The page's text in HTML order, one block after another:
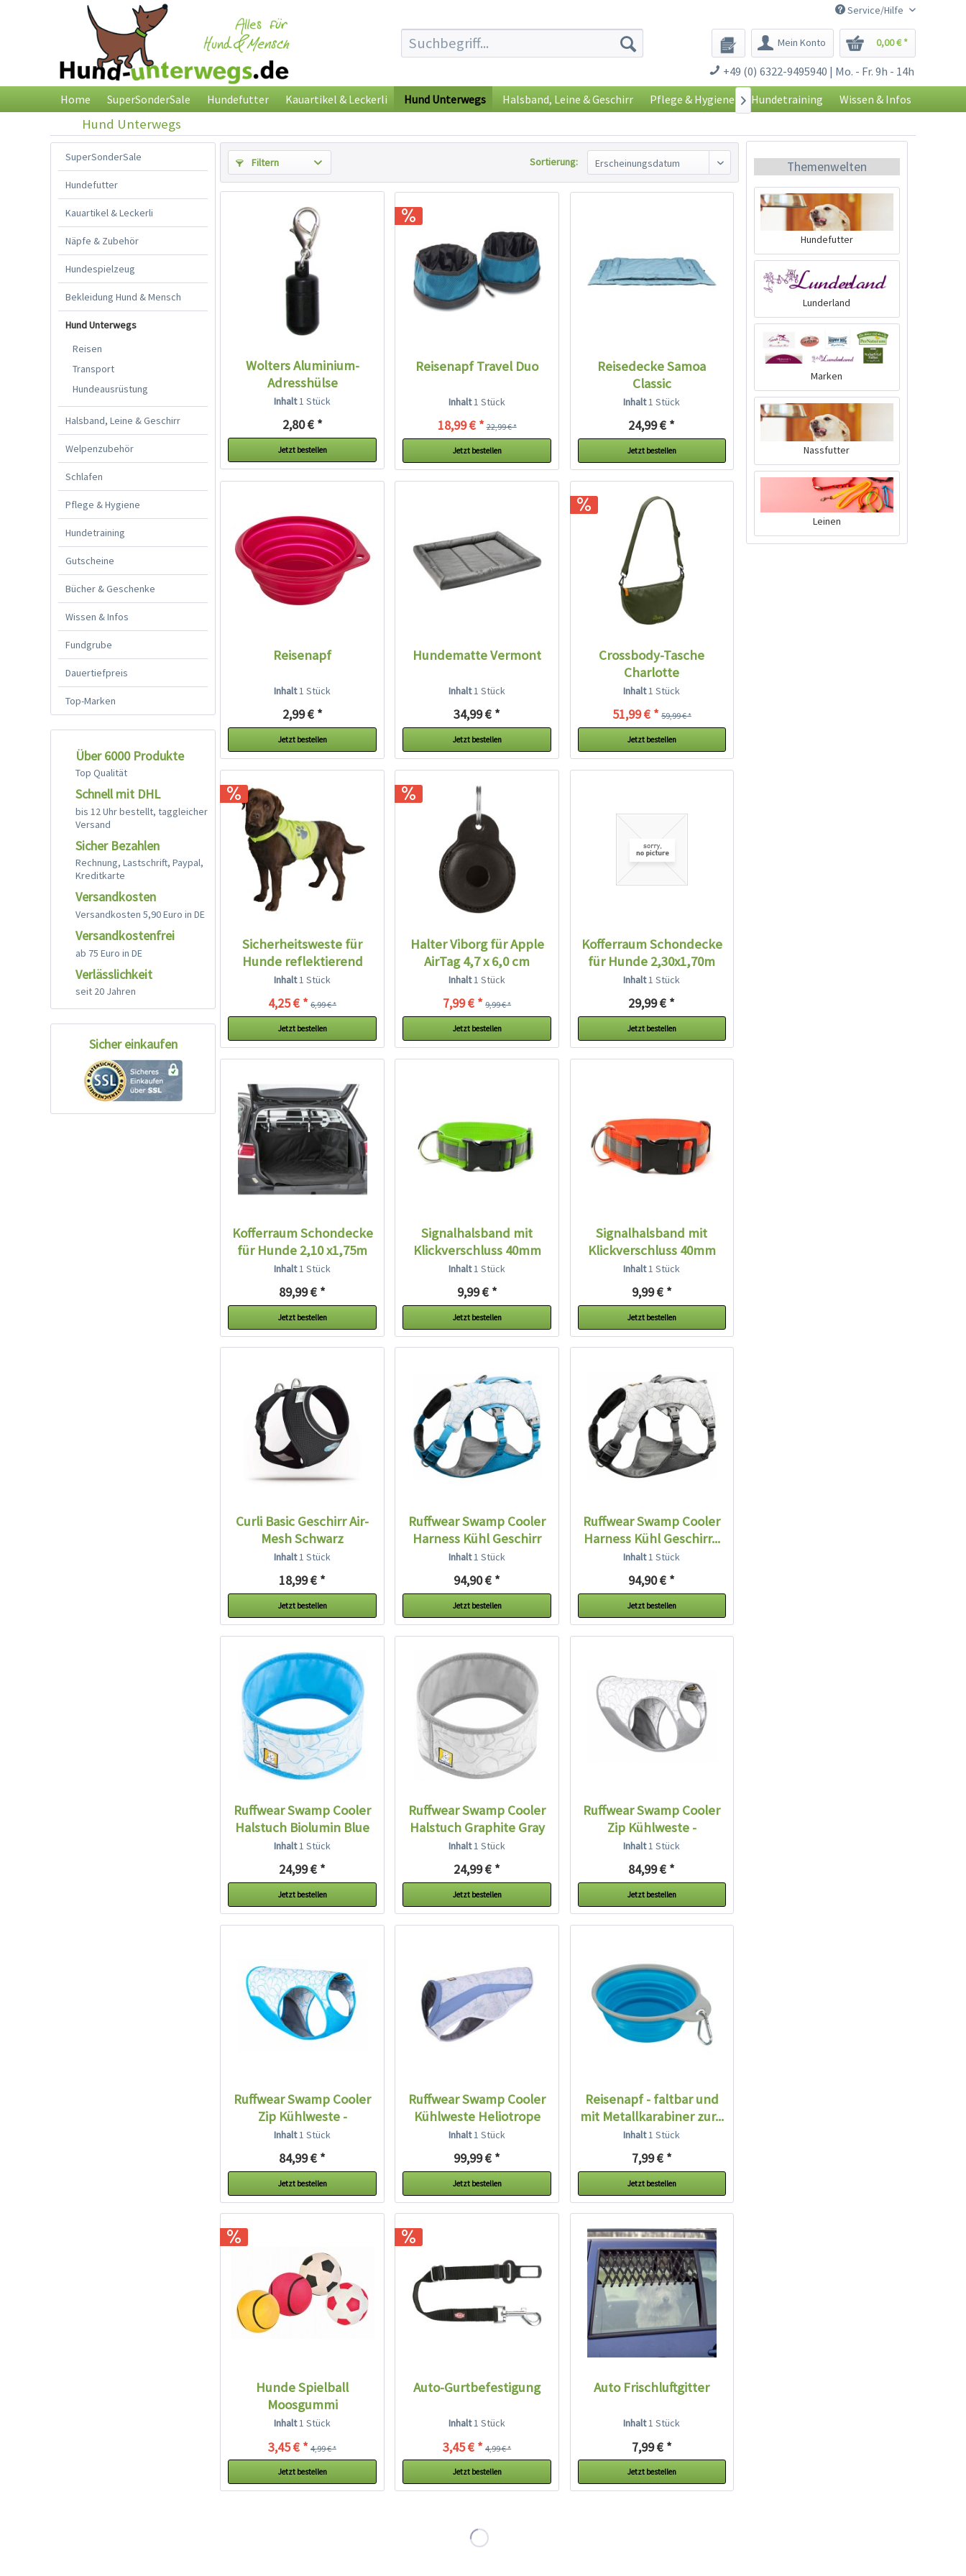
Service/Hilfe
Mein Konto 0,00 € *
+49 (0) 6322-9495940 | Mo. - Fr. 9h - 14h
Home SuperSonderSale Hundefutter Kauartikel & Leckerli Hund Unterwegs Halsband, Leine & Geschirr Pflege & Hygiene Hundetraining Wissen & Infos

Hund Unterwegs
SuperSonderSale
Hundefutter
Kauartikel & Leckerli
Näpfe & Zubehör
Hundespielzeug
Bekleidung Hund & Mensch
Hund Unterwegs
Reisen
Transport
Hundeausrüstung
Halsband, Leine & Geschirr
Welpenzubehör
Schlafen
Pflege & Hygiene
Hundetraining
Gutscheine
Bücher & Geschenke
Wissen & Infos
Fundgrube
Dauertiefpreis
Top-Marken
Über 6000 Produkte
Top Qualität
Schnell mit DHL
bis 12 Uhr bestellt, taggleicher
Versand
Sicher Bezahlen
Rechnung, Lastschrift, Paypal,
Kreditkarte
Versandkosten
Versandkosten 5,90 Euro in DE
Versandkostenfrei
ab 75 Euro in DE
Verlässlichkeit
seit 20 Jahren
Sicher einkaufen
Filtern Sortierung:
Wolters Aluminium-
Adresshülse
Inhalt1 Stück
2,80 € *
Jetzt bestellen
Reisenapf Travel Duo
Inhalt1 Stück
18,99 € * 22,99 € *
Jetzt bestellen
Reisedecke Samoa
Classic
Inhalt1 Stück
24,99 € *
Jetzt bestellen
Reisenapf
Inhalt1 Stück
2,99 € *
Jetzt bestellen
Hundematte Vermont
Inhalt1 Stück
34,99 € *
Jetzt bestellen
Crossbody-Tasche
Charlotte
Inhalt1 Stück
51,99 € * 59,99 € *
Jetzt bestellen
Sicherheitsweste für
Hunde reflektierend
Inhalt1 Stück
4,25 € * 6,99 € *
Jetzt bestellen
Halter Viborg für Apple
AirTag 4,7 x 6,0 cm
Inhalt1 Stück
7,99 € * 9,99 € *
Jetzt bestellen
Kofferraum Schondecke
für Hunde 2,30x1,70m
Inhalt1 Stück
29,99 € *
Jetzt bestellen
Kofferraum Schondecke
für Hunde 2,10 x1,75m
Inhalt1 Stück
89,99 € *
Jetzt bestellen
Signalhalsband mit
Klickverschluss 40mm
neon...
Inhalt1 Stück
9,99 € *
Jetzt bestellen
Signalhalsband mit
Klickverschluss 40mm
neon...
Inhalt1 Stück
9,99 € *
Jetzt bestellen
Curli Basic Geschirr Air-
Mesh Schwarz
Inhalt1 Stück
18,99 € *
Jetzt bestellen
Ruffwear Swamp Cooler
Harness Kühl Geschirr
blau
Inhalt1 Stück
94,90 € *
Jetzt bestellen
Ruffwear Swamp Cooler
Harness Kühl Geschirr...
Inhalt1 Stück
94,90 € *
Jetzt bestellen
Ruffwear Swamp Cooler
Halstuch Biolumin Blue
Inhalt1 Stück
24,99 € *
Jetzt bestellen
Ruffwear Swamp Cooler
Halstuch Graphite Gray
Inhalt1 Stück
24,99 € *
Jetzt bestellen
Ruffwear Swamp Cooler
Zip Kühlweste -
Graphite...
Inhalt1 Stück
84,99 € *
Jetzt bestellen
Ruffwear Swamp Cooler
Zip Kühlweste -
Biolumin...
Inhalt1 Stück
84,99 € *
Jetzt bestellen
Ruffwear Swamp Cooler
Kühlweste Heliotrope
Purple
Inhalt1 Stück
99,99 € *
Jetzt bestellen
Reisenapf - faltbar und
mit Metallkarabiner zur...
Inhalt1 Stück
7,99 € *
Jetzt bestellen
Hunde Spielball
Moosgummi
Inhalt1 Stück
3,45 € * 4,99 € *
Jetzt bestellen
Auto-Gurtbefestigung
Inhalt1 Stück
3,45 € * 4,99 € *
Jetzt bestellen
Auto Frischluftgitter
Inhalt1 Stück
7,99 € *
Jetzt bestellen
Themenwelten
Hundefutter
Lunderland
Marken
Nassfutter
Leinen